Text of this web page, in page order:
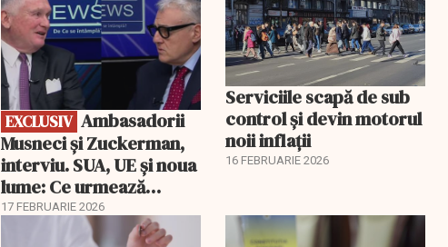
EXCLUSIV Ambasadorii
Musneci și Zuckerman,
interviu. SUA, UE și noua
lume: Ce urmează
pentru România
17 FEBRUARIE 2026
Serviciile scapă de sub
control și devin motorul
noii inflații
16 FEBRUARIE 2026